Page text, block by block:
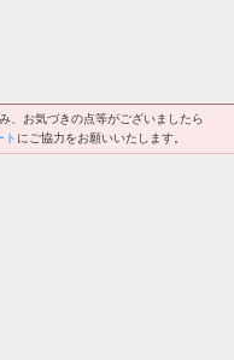
、お気づきの点等がございましたら
ト にご協力をお願いいたします。